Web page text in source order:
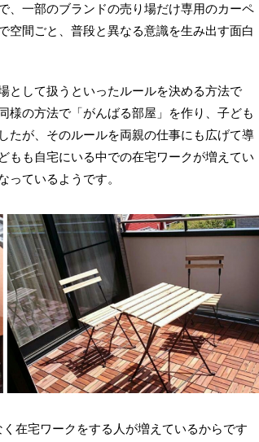
、一部のブランドの売り場だけ専用のカーペ
空間ごと、普段と異なる意識を生み出す面白
として扱うといったルールを決める方法で
様の方法で「がんばる部屋」を作り、子ども
たが、そのルールを両親の仕事にも広げて導
もも自宅にいる中での在宅ワークが増えてい
っているようです。
在宅ワークをする人が増えているからです